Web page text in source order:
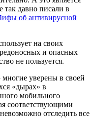
давно писали в
об антивирусной
на своих
и опасных
не пользуется.
многие уверены в своей
«дырах» в
мобильного
соответствующими
отследить все